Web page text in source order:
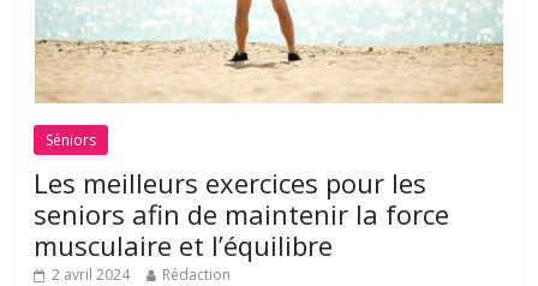
Séniors
Les meilleurs exercices pour les
seniors afin de maintenir la force
musculaire et l’équilibre
2 avril 2024 Rédaction